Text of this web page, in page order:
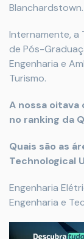
Blanchardstown.
Internamente, a
de Pós-
Engenharia e
Turismo.
A nossa oitava
no ranking da
Quais são as
Technological
Engenharia
Engenharia e